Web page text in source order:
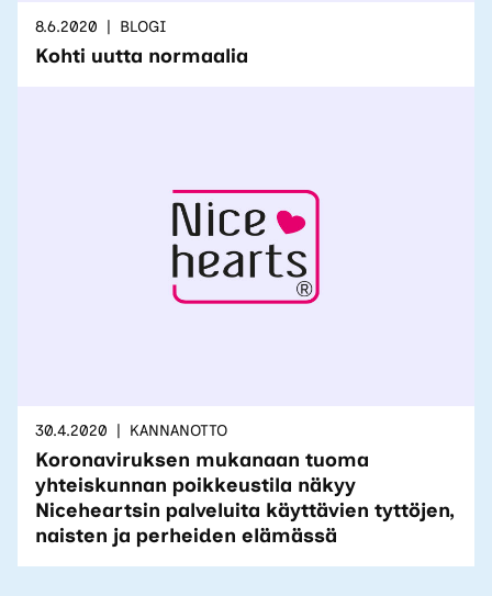
8.6.2020 BLOGI
Kohti uutta normaalia
30.4.2020 KANNANOTTO
Koronaviruksen mukanaan tuoma
yhteiskunnan poikkeustila näkyy
Niceheartsin palveluita käyttävien tyttöjen,
naisten ja perheiden elämässä